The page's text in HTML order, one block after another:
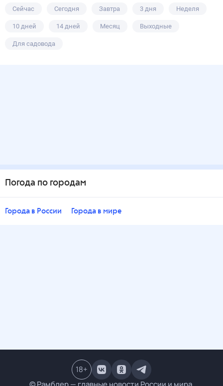
Сейчас Сегодня Завтра 3 дня Неделя
10 дней 14 дней Месяц Выходные
Для садовода
Погода по городам
Города в России Города в мире
18+